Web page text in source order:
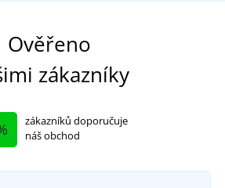
Ověřeno
zákazníky
zákazníků doporučuje
náš obchod